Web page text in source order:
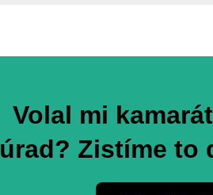
Volal mi
úrad? Zistíme to